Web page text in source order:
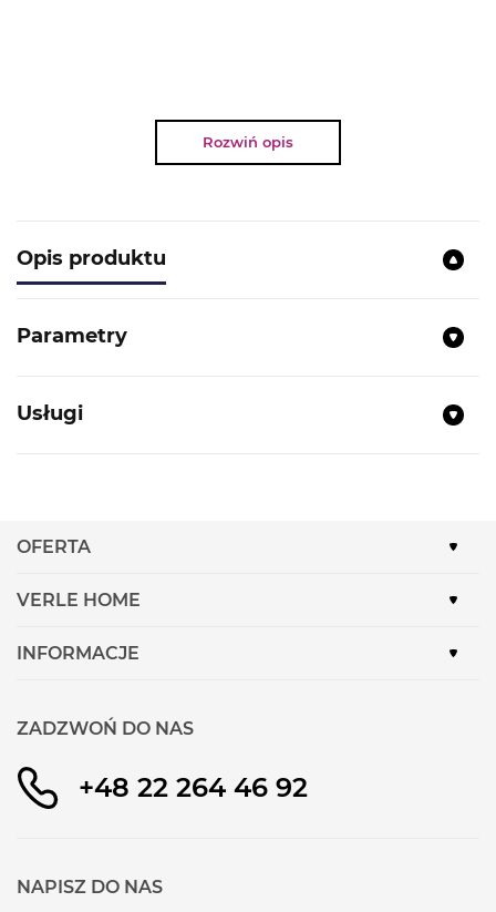
Rozwiń opis
Opis produktu
Parametry
Usługi
OFERTA
VERLE HOME
INFORMACJE
ZADZWOŃ DO NAS
+48 22 264 46 92
NAPISZ DO NAS